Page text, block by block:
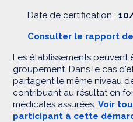
Date de certification :
Consulter le rapport
Les établissements peuvent
groupement. Dans le cas
partagent le même niveau
contribuant au résultat en
médicales assurées. Voir
participant à cette